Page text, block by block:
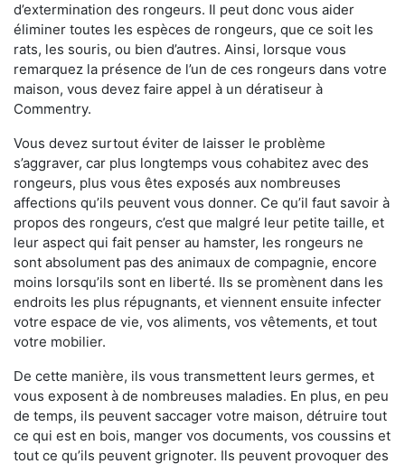
d’extermination des rongeurs. Il peut donc vous aider
éliminer toutes les espèces de rongeurs, que ce soit les
rats, les souris, ou bien d’autres. Ainsi, lorsque vous
remarquez la présence de l’un de ces rongeurs dans votre
maison, vous devez faire appel à un dératiseur à
Commentry.
Vous devez surtout éviter de laisser le problème
s’aggraver, car plus longtemps vous cohabitez avec des
rongeurs, plus vous êtes exposés aux nombreuses
affections qu’ils peuvent vous donner. Ce qu’il faut savoir à
propos des rongeurs, c’est que malgré leur petite taille, et
leur aspect qui fait penser au hamster, les rongeurs ne
sont absolument pas des animaux de compagnie, encore
moins lorsqu’ils sont en liberté. Ils se promènent dans les
endroits les plus répugnants, et viennent ensuite infecter
votre espace de vie, vos aliments, vos vêtements, et tout
votre mobilier.
De cette manière, ils vous transmettent leurs germes, et
vous exposent à de nombreuses maladies. En plus, en peu
de temps, ils peuvent saccager votre maison, détruire tout
ce qui est en bois, manger vos documents, vos coussins et
tout ce qu’ils peuvent grignoter. Ils peuvent provoquer des